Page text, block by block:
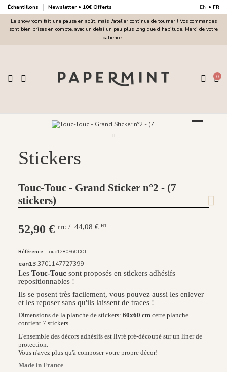
Échantillons Newsletter • 10€ Offerts EN • FR
Le showroom fait une pause en août, mais l'atelier continue de tourner ! Vos commandes
sont bien prises en compte, avec un délai un peu plus long que d'habitude. Merci de votre
patience !
0
Stickers
Touc-Touc - Grand Sticker n°2 - (7
stickers)
52,90 € TTC / 44,08 € HT
Référence : touc1280S60DOT
ean133701147727399
Les Touc-Touc sont proposés en stickers adhésifs
repositionnables !
Ils se posent très facilement, vous pouvez aussi les enlever
et les reposer sans qu'ils laissent de traces !
Dimensions de la planche de stickers: 60x60 cm cette planche
contient 7 stickers
L'ensemble des décors adhésifs est livré pré-découpé sur un liner de
protection.
Vous n'avez plus qu'à composer votre propre décor!
Made in France